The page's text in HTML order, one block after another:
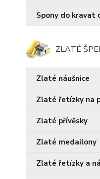
Spony do kravat
ZLATÉ
Zlaté náušnice
Zlaté řetízky na
Zlaté přívěsky
Zlaté medailony
Zlaté řetízky a